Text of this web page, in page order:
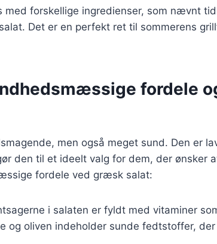
med forskellige ingredienser, som nævnt
Det er en perfekt ret til sommerens
fordele
men også meget sund. Den er
den til et ideelt valg for dem, der ønsker
fordele ved græsk salat:
i salaten er fyldt med vitaminer
og oliven indeholder sunde fedtstoffer,